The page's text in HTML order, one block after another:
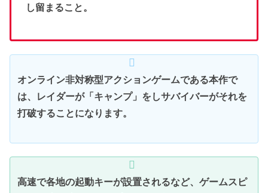
し留まること。
オンライン非対称型アクションゲームである本作で
は、レイダーが「キャンプ」をしサバイバーがそれを
打破することになります。
高速で各地の起動キーが設置されるなど、ゲームスピ